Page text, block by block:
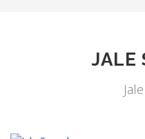
JALE